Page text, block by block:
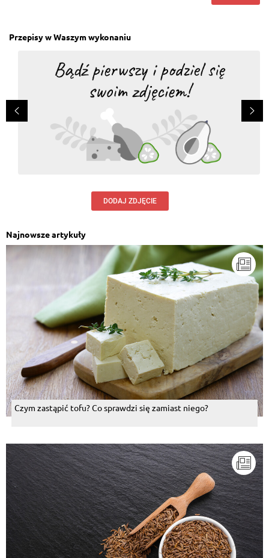
Przepisy w Waszym wykonaniu
DODAJ ZDJĘCIE
Najnowsze artykuły
Czym zastąpić tofu? Co sprawdzi się zamiast niego?